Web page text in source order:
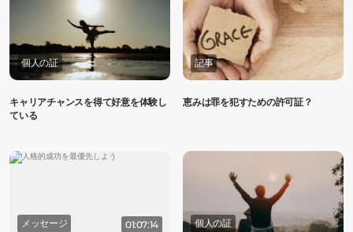
個人の証
キャリアチャンスを得て好意を体験し
ている
記事
恵みは罪を犯すための許可証？
メッセージ 01:07:14 個人の証